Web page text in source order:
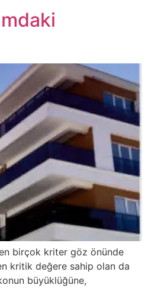
birçok kriter göz önünde
kritik değere sahip olan da
büyüklüğüne,